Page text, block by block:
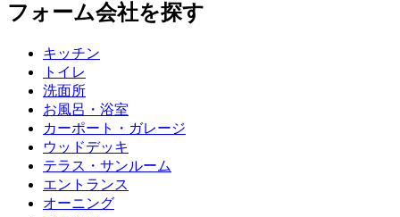
フォーム会社を探す
キッチン
トイレ
洗面所
お風呂・浴室
カーポート・ガレージ
ウッドデッキ
テラス・サンルーム
エントランス
オーニング